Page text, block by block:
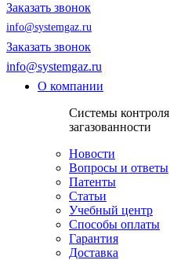
Заказать звонок
info@systemgaz.ru
Заказать звонок
info@systemgaz.ru
О компании
Системы контроля
загазованности
Новости
Вопросы и ответы
Патенты
Статьи
Учебный центр
Способы оплаты
Гарантия
Доставка